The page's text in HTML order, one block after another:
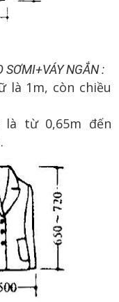
SƠMI+VÁY NGẮN :
là 1m, còn chiều
từ 0,65m đến